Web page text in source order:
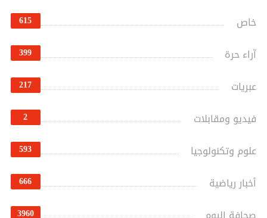
خاص 615
آراء حرة 399
عبريات 217
فيديو ومقابلات 2
علوم وتكنولوجيا 593
أخبار رياضية 666
3960